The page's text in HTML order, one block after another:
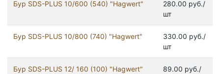
Бур SDS-PLUS 10/600 (540) "Hagwert"
280.00 руб./
шт
Бур SDS-PLUS 10/800 (740) "Hagwert"
330.00 руб./
шт
Бур SDS-PLUS 12/ 160 (100) "Hagwert"
89.00 руб./